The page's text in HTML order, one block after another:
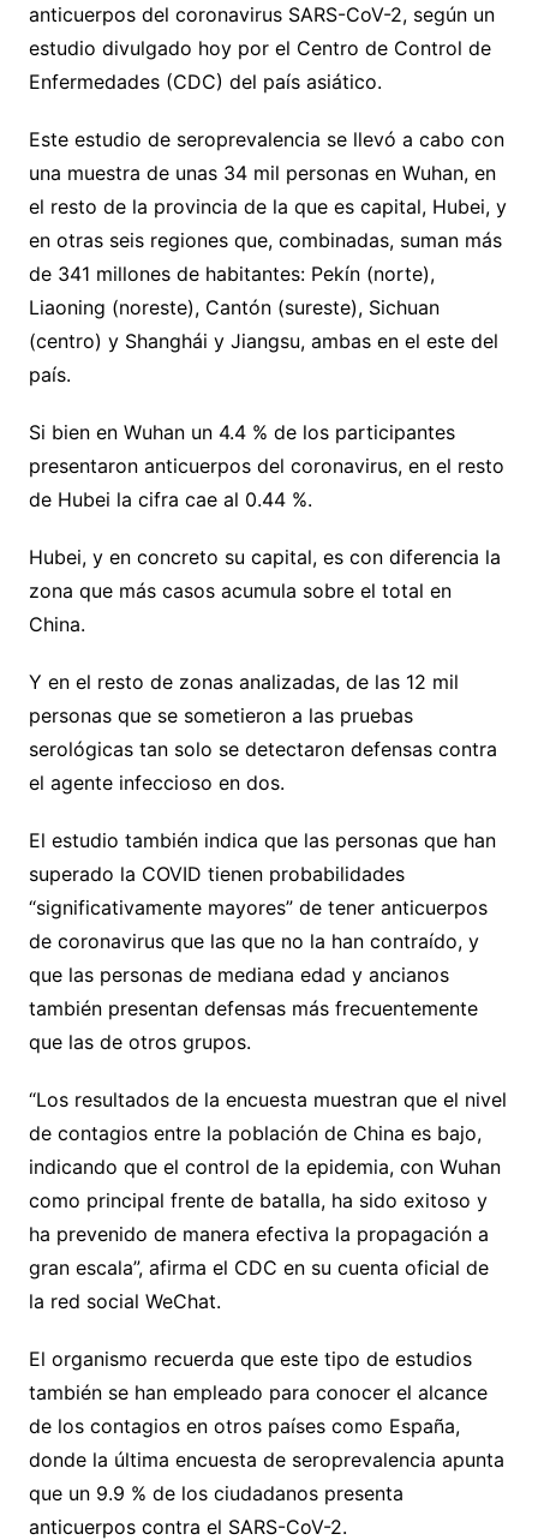
anticuerpos del coronavirus SARS-CoV-2, según un
estudio divulgado hoy por el Centro de Control de
Enfermedades (CDC) del país asiático.
Este estudio de seroprevalencia se llevó a cabo con
una muestra de unas 34 mil personas en Wuhan, en
el resto de la provincia de la que es capital, Hubei, y
en otras seis regiones que, combinadas, suman más
de 341 millones de habitantes: Pekín (norte),
Liaoning (noreste), Cantón (sureste), Sichuan
(centro) y Shanghái y Jiangsu, ambas en el este del
país.
Si bien en Wuhan un 4.4 % de los participantes
presentaron anticuerpos del coronavirus, en el resto
de Hubei la cifra cae al 0.44 %.
Hubei, y en concreto su capital, es con diferencia la
zona que más casos acumula sobre el total en
China.
Y en el resto de zonas analizadas, de las 12 mil
personas que se sometieron a las pruebas
serológicas tan solo se detectaron defensas contra
el agente infeccioso en dos.
El estudio también indica que las personas que han
superado la COVID tienen probabilidades
“significativamente mayores” de tener anticuerpos
de coronavirus que las que no la han contraído, y
que las personas de mediana edad y ancianos
también presentan defensas más frecuentemente
que las de otros grupos.
“Los resultados de la encuesta muestran que el nivel
de contagios entre la población de China es bajo,
indicando que el control de la epidemia, con Wuhan
como principal frente de batalla, ha sido exitoso y
ha prevenido de manera efectiva la propagación a
gran escala”, afirma el CDC en su cuenta oficial de
la red social WeChat.
El organismo recuerda que este tipo de estudios
también se han empleado para conocer el alcance
de los contagios en otros países como España,
donde la última encuesta de seroprevalencia apunta
que un 9.9 % de los ciudadanos presenta
anticuerpos contra el SARS-CoV-2.